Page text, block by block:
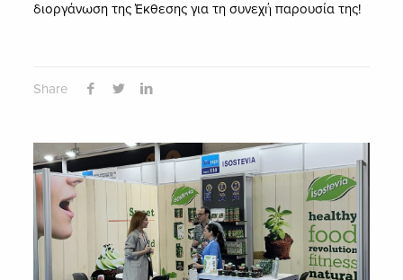
διοργάνωση της Έκθεσης για τη συνεχή παρουσία της!
Share